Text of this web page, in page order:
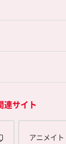
連サイト
アニメイト